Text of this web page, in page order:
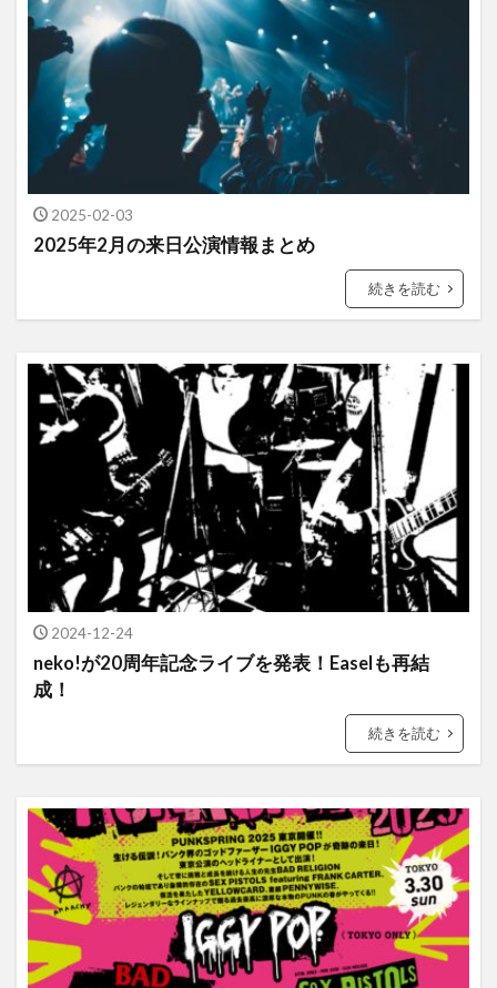
2025-02-03
2025年2月の来日公演情報まとめ
続きを読む
2024-12-24
neko!が20周年記念ライブを発表！Easelも再結
成！
続きを読む